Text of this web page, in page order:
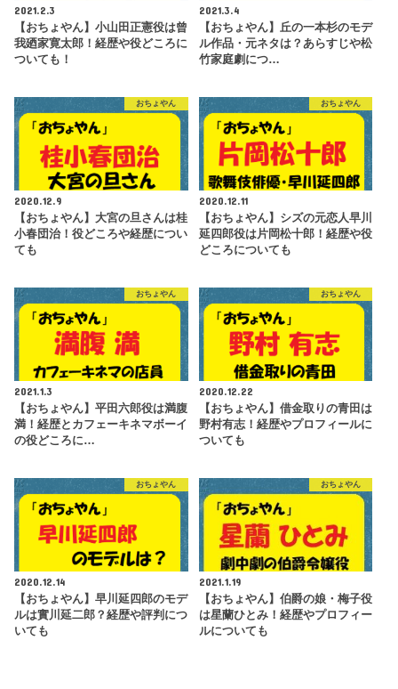
2021.2.3
【おちょやん】小山田正憲役は曾
我廼家寛太郎！経歴や役どころに
ついても！
2021.3.4
【おちょやん】丘の一本杉のモデ
ル作品・元ネタは？あらすじや松
竹家庭劇につ…
おちょやん
2020.12.9
【おちょやん】大宮の旦さんは桂
小春団治！役どころや経歴につい
ても
おちょやん
2020.12.11
【おちょやん】シズの元恋人早川
延四郎役は片岡松十郎！経歴や役
どころについても
おちょやん
2021.1.3
【おちょやん】平田六郎役は満腹
満！経歴とカフェーキネマボーイ
の役どころに…
おちょやん
2020.12.22
【おちょやん】借金取りの青田は
野村有志！経歴やプロフィールに
ついても
おちょやん
2020.12.14
【おちょやん】早川延四郎のモデ
ルは實川延二郎？経歴や評判につ
いても
おちょやん
2021.1.19
【おちょやん】伯爵の娘・梅子役
は星蘭ひとみ！経歴やプロフィー
ルについても